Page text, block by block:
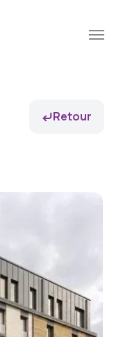
Menu
Retour
Close